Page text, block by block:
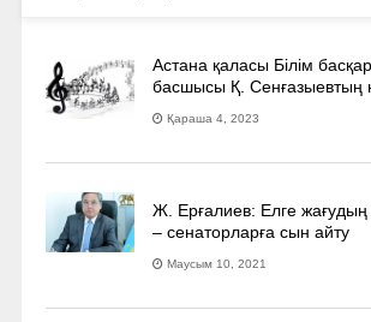
Астана қаласы Білім
басшысы Қ. Сенғазыевтың
Қараша 4, 2023
Ж. Ерғалиев: Елге
– сенаторларға сын айту
Маусым 10, 2021